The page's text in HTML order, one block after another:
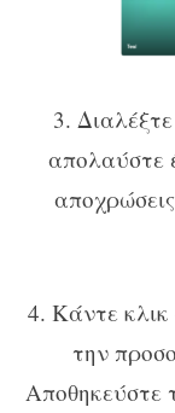
3.
απολαύστε
4. Κάντε
την
Αποθηκεύστε